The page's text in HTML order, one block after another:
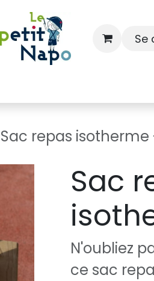
Se
Sac repas isotherme
Sac
N'oubliez
ce sac